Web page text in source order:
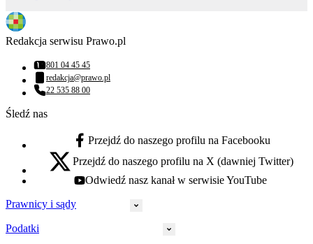
Redakcja serwisu Prawo.pl
Numer telefonu:
801 04 45 45
Adres email:
redakcja@prawo.pl
Numer telefonu:
22 535 88 00
Śledź nas
facebook - otwiera się w nowej karcie
Przejdź do naszego profilu na Facebooku
x - otwiera się w nowej karcie
Przejdź do naszego profilu na X (dawniej Twitter)
youtube - otwiera się w nowej karcie
Odwiedź nasz kanał w serwisie YouTube
Prawnicy i sądy
Podatki